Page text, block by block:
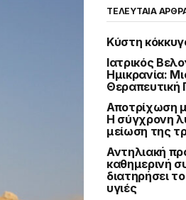
ΤΕΛΕΥΤΑΙΑ
Κύστη
Ιατρικός
Ημικρανία:
Θεραπευτική
Αποτρίχωση
Η σύγχρονη
μείωση της
Αντηλιακή
καθημερινή
διατηρήσει
υγιές